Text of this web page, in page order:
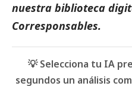
nuestra biblioteca
Corresponsables.
💡 Selecciona tu IA
segundos un análisis